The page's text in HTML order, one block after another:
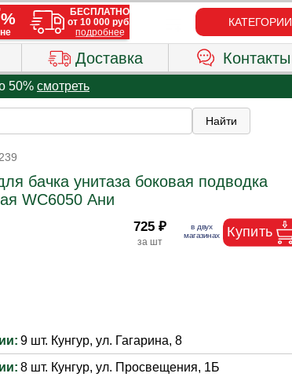
КАТЕГОРИИ
Доставка Контакты
50% смотреть
бачка унитаза боковая подводка
WC6050 Ани
725 ₽
9 шт. Кунгур, ул. Гагарина, 8
8 шт. Кунгур, ул. Просвещения, 1Б